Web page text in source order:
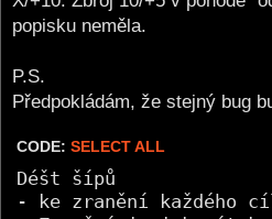
popisku neměla.
P.S.
Předpokládám, že stejný bug
CODE: SELECT ALL
Déšt šípů
- ke zranění každého